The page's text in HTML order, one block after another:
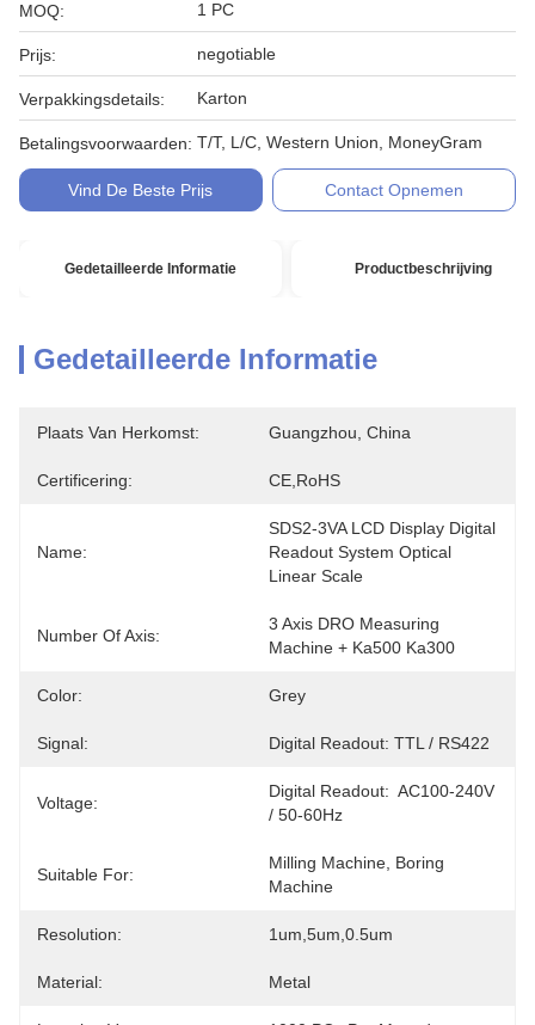
MOQ: 1 PC
Prijs: negotiable
Verpakkingsdetails: Karton
Betalingsvoorwaarden: T/T, L/C, Western Union, MoneyGram
Vind De Beste Prijs Contact Opnemen
Gedetailleerde Informatie Productbeschrijving
Gedetailleerde Informatie
Plaats Van Herkomst: Guangzhou, China
Certificering: CE,RoHS
Name:
SDS2-3VA LCD Display Digital
Readout System Optical
Linear Scale
Number Of Axis:
3 Axis DRO Measuring
Machine + Ka500 Ka300
Color: Grey
Signal: Digital Readout: TTL / RS422
Voltage:
Digital Readout:  AC100-240V
/ 50-60Hz
Suitable For:
Milling Machine, Boring
Machine
Resolution: 1um,5um,0.5um
Material: Metal